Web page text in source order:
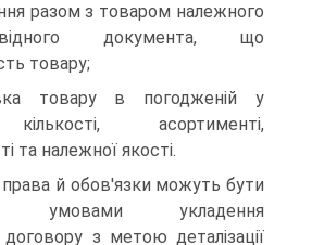
разом з товаром належного
документа, що
товару;
товару в погодженій у
асортименті,
та належної якості.
права й обов'язки можуть бути
умовами укладення
з метою деталіза­ції